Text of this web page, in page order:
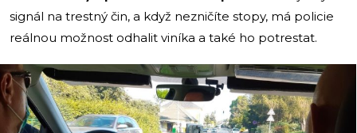
signál na trestný čin, a když nezničíte stopy, má policie
reálnou možnost odhalit viníka a také ho potrestat.